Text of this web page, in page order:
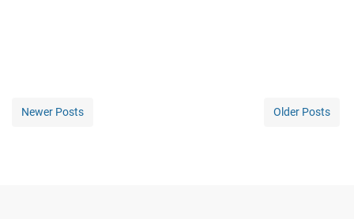
Newer Posts Older Posts